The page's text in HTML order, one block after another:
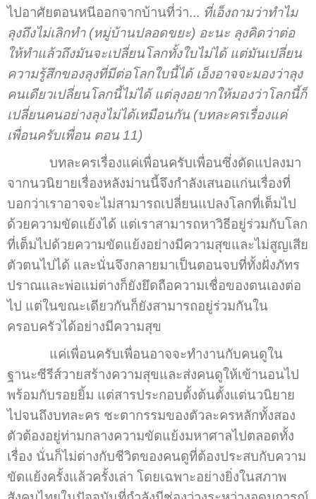
ไปอาศัยตอนหนีออกจากบ้านที่ว่า... ที่เอ็งถามว่าทำไม
ลุงถึงไม่เลิกทำ (หมู่บ้านปลอดขยะ) อะนะ ลุงคิดว่าต่อ
ให้ทำแล้วถึงมันจะเปลี่ยนโลกทั้งใบไม่ได้ แต่มันเปลี่ยน
ความรู้สึกของลุงที่มีต่อโลกใบนี้ได้ เอ็งอาจจะมองว่าลุง
คนเดียวเปลี่ยนโลกนี้ไม่ได้ แต่ลุงอยากให้มองว่าโลกนี้ก็
เปลี่ยนคนอย่างลุงไม่ได้เหมือนกัน (บทละครเรื่องแค่
เพื่อนครับเพื่อน ตอน 11)
บทละครเรื่องแค่เพื่อนครับเพื่อนซึ่งดัดแปลงมา
จากนวนิยายเรื่องหลังม่านนี้จึงกำลังเสนอแก่นเรื่องที่
บอกว่าเราอาจจะไม่สามารถเปลี่ยนแปลงโลกที่เต็มไป
ด้วยความขัดแย้งได้ แต่เราสามารถหาวิธีอยู่ร่วมกับโลก
ที่เต็มไปด้วยความขัดแย้งอย่างมีความสุขและไม่สูญเสีย
ตัวตนไปได้ และนั่นจึงกลายมาเป็นตอนจบที่ทั้งฝั่งภัทร
ปราณและพ่อแม่ต่างก็ยังยึดถือความเชื่อของตนเองต่อ
ไป แต่ในขณะเดียวกันก็ยังสามารถอยู่ร่วมกันใน
ครอบครัวได้อย่างมีความสุข
แค่เพื่อนครับเพื่อนอาจจะทำงานกับคนดูใน
ฐานะซีรีส์วายสร้างความสุขและส่งคนดูให้เข้านอนไป
พร้อมกับรอยยิ้ม แต่สารประกอบตั้งต้นตั้งแต่นวนิยาย
ไปจนถึงบทละคร ชะตากรรมของตัวละครหลักทั้งสอง
ตัวต้องอยู่ท่ามกลางความขัดแย้งมหาศาลไปตลอดทั้ง
เรื่อง นั่นก็ไม่ต่างกับชีวิตของคนดูที่ต้องประสบกับความ
ขัดแย้งครั้งแล้วครั้งเล่า โดยเฉพาะอย่างยิ่งในสภาพ